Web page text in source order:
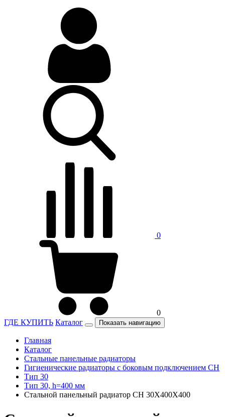
0
0
ГДЕ КУПИТЬ Каталог Показать навигацию
Главная
Каталог
Стальные панельные радиаторы
Гигиенические радиаторы c боковым подключением CH
Тип 30
Тип 30, h=400 мм
Стальной панельный радиатор CH 30X400X400